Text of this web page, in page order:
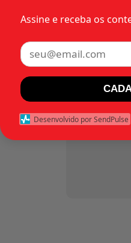
(RJ) –
de
Assine e receba os
Desenvolvido por SendPulse